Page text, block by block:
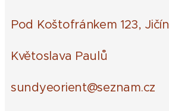
Pod Koštofránkem 123, Jičín
Květoslava Paulů
sundyeorient@seznam.cz